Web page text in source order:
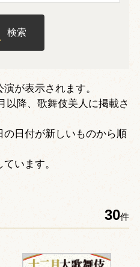
検索
が表示されます。
以降、歌舞伎美人に掲載さ
日付が新しいものから順
います。
30件